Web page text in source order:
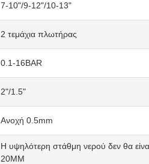
7-10"/9-12"/10-13"
2 τεμάχια πλωτήρας
0.1-16BAR
2"/1.5"
Ανοχή 0.5mm
Η υψηλότερη στάθμη νερού δεν θα
20MM